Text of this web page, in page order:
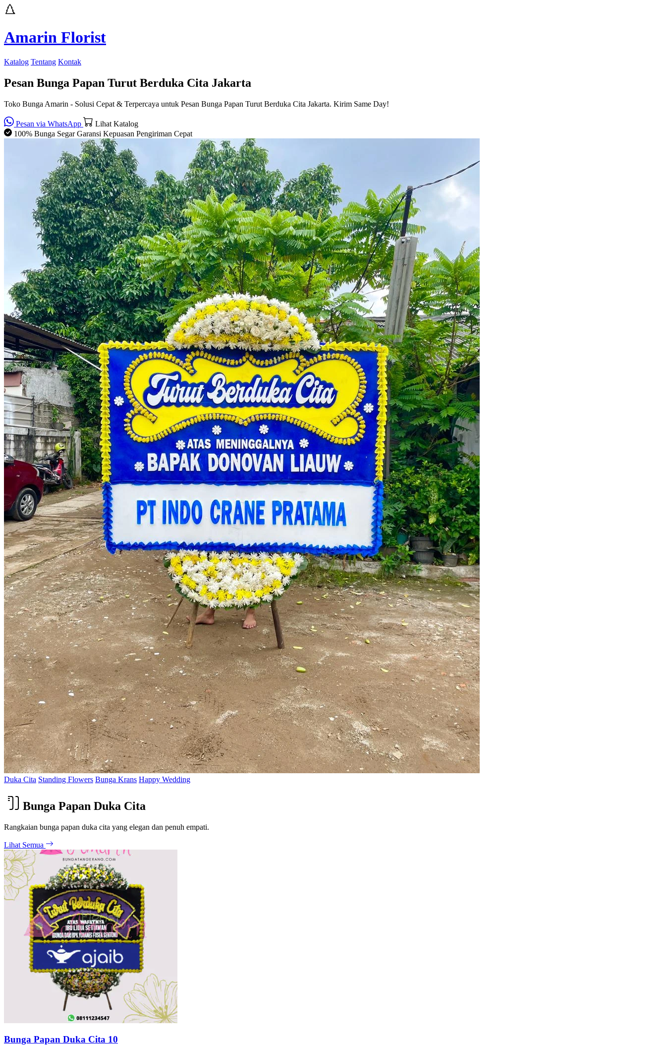
Amarin Florist
Katalog Tentang Kontak
Pesan Bunga Papan Turut Berduka Cita Jakarta
Toko Bunga Amarin - Solusi Cepat & Terpercaya untuk Pesan Bunga Papan Turut Berduka Cita Jakarta. Kirim Same Day!
Pesan via WhatsApp
Lihat Katalog
100% Bunga SegarGaransi Kepuasan Pengiriman Cepat
Duka Cita Standing Flowers Bunga Krans Happy Wedding
Bunga Papan Duka Cita
Rangkaian bunga papan duka cita yang elegan dan penuh empati.
Lihat Semua
Bunga Papan Duka Cita 10